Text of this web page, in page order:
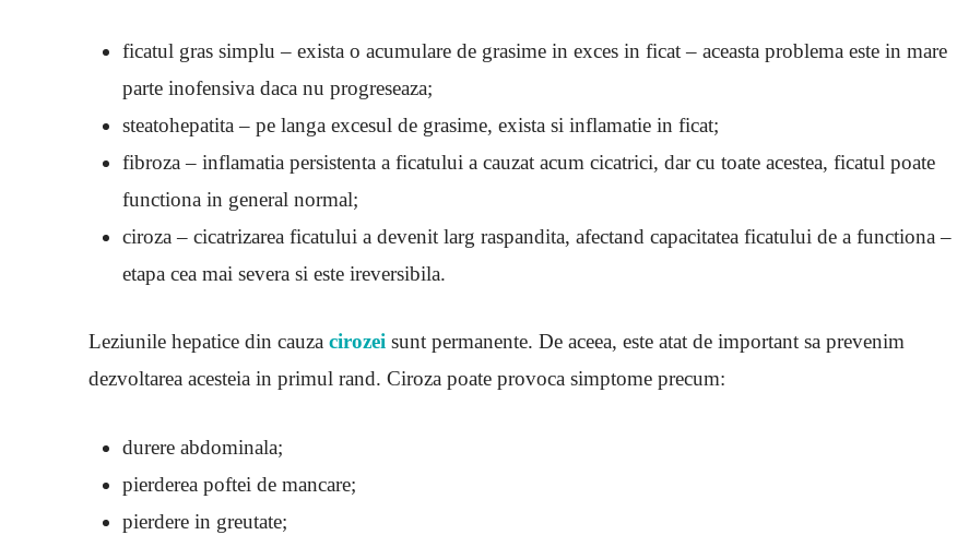
ficatul gras simplu – exista o acumulare de grasime in exces in ficat – aceasta problema este in mare
parte inofensiva daca nu progreseaza;
steatohepatita – pe langa excesul de grasime, exista si inflamatie in ficat;
fibroza – inflamatia persistenta a ficatului a cauzat acum cicatrici, dar cu toate acestea, ficatul poate
functiona in general normal;
ciroza – cicatrizarea ficatului a devenit larg raspandita, afectand capacitatea ficatului de a functiona –
etapa cea mai severa si este ireversibila.
Leziunile hepatice din cauza cirozei sunt permanente. De aceea, este atat de important sa prevenim
dezvoltarea acesteia in primul rand. Ciroza poate provoca simptome precum:
durere abdominala;
pierderea poftei de mancare;
pierdere in greutate;